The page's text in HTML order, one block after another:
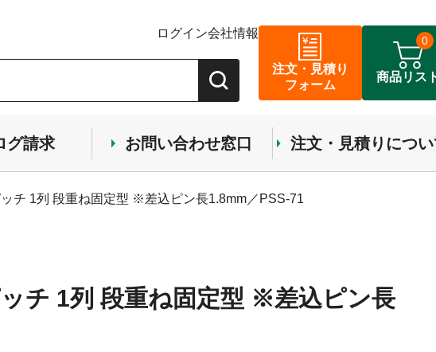
ログイン会社情報
注文・見積り
フォーム
商品リス
0
グ請求 お問い合わせ窓口 注文・見積りにつ
チ 1列 段重ね固定型 ※差込ピン長1.8mm／PSS-71
チ 1列 段重ね固定型 ※差込ピン長